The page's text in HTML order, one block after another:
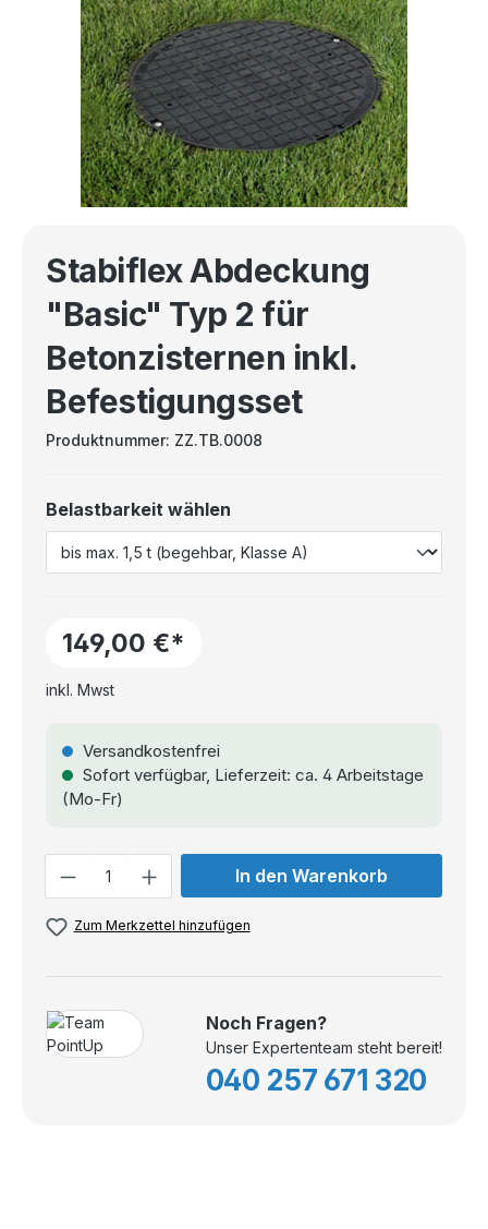
Stabiflex Abdeckung
"Basic" Typ 2 für
Betonzisternen inkl.
Befestigungsset
Produktnummer: ZZ.TB.0008
Belastbarkeit wählen
149,00 €*
inkl. Mwst
Versandkostenfrei
Sofort verfügbar, Lieferzeit: ca. 4 Arbeitstage
(Mo-Fr)
In den Warenkorb
Zum Merkzettel hinzufügen
Noch Fragen?
Unser Expertenteam steht bereit!
040 257 671 320